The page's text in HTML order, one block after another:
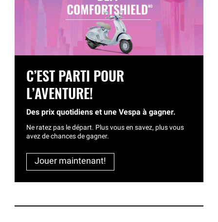
C’EST PARTI POUR
L’AVENTURE!
Des prix quotidiens et une Vespa à gagner.
Ne ratez pas le départ. Plus vous en savez, plus vous
avez de chances de gagner.
Jouer maintenant!